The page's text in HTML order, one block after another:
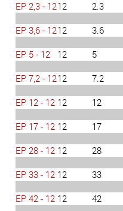
EP 2,3 - 1212 2.3
EP 3,6 - 1212 3.6
EP 5 - 12 12 5
EP 7,2 - 1212 7.2
EP 12 - 12 12 12
EP 17 - 12 12 17
EP 28 - 12 12 28
EP 33 - 12 12 33
EP 42 - 12 12 42